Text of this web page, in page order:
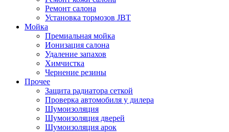
Ремонт салона
Установка тормозов JBT
Мойка
Премиальная мойка
Ионизация салона
Удаление запахов
Химчистка
Чернение резины
Прочее
Защита радиатора сеткой
Проверка автомобиля у дилера
Шумоизоляция
Шумоизоляция дверей
Шумоизоляция арок